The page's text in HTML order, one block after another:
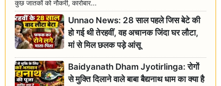
कुछ जातकों को नौकरी, कारोबार...
Unnao News: 28 साल पहले जिस बेटे की
हो गई थी तेरहवीं, वह अचानक जिंदा घर लौटा,
मां से मिल छलक पड़े आंसू
Baidyanath Dham Jyotirlinga: रोगों
से मुक्ति दिलाने वाले बाबा बैद्यनाथ धाम का क्या है